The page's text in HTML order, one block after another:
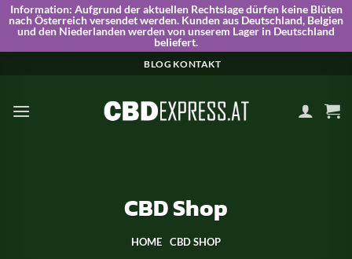
Information: Aufgrund der aktuellen Rechtslage dürfen keine Blüten
nach Österreich versendet werden. Kunden aus Deutschland, Belgien
und den Niederlanden werden von unserem Lager in Deutschland
beliefert.
BLOG KONTAKT
CBD Shop
HOME CBD SHOP